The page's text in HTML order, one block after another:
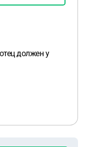
должен у